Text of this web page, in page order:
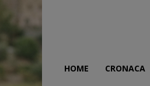
HOME CRONACA